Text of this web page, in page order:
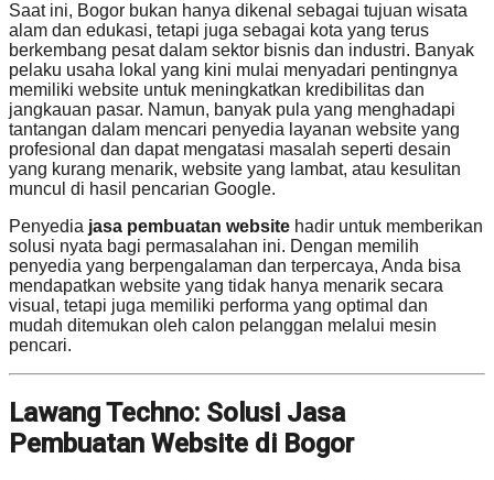
Saat ini, Bogor bukan hanya dikenal sebagai tujuan wisata
alam dan edukasi, tetapi juga sebagai kota yang terus
berkembang pesat dalam sektor bisnis dan industri. Banyak
pelaku usaha lokal yang kini mulai menyadari pentingnya
memiliki website untuk meningkatkan kredibilitas dan
jangkauan pasar. Namun, banyak pula yang menghadapi
tantangan dalam mencari penyedia layanan website yang
profesional dan dapat mengatasi masalah seperti desain
yang kurang menarik, website yang lambat, atau kesulitan
muncul di hasil pencarian Google.
Penyedia jasa pembuatan website hadir untuk memberikan
solusi nyata bagi permasalahan ini. Dengan memilih
penyedia yang berpengalaman dan terpercaya, Anda bisa
mendapatkan website yang tidak hanya menarik secara
visual, tetapi juga memiliki performa yang optimal dan
mudah ditemukan oleh calon pelanggan melalui mesin
pencari.
Lawang Techno: Solusi Jasa
Pembuatan Website di Bogor